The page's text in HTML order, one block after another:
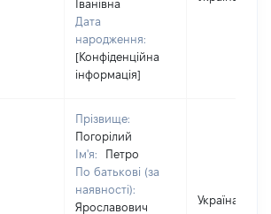
Іванівна
Дата
народження:
[Конфіденційна
інформація]
Прізвище:
Погорілий
Ім'я:
Петро
По батькові (за
наявності):
Ярославович
Україна